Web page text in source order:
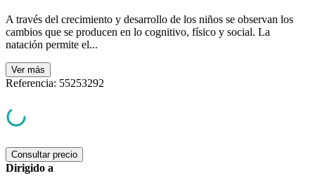
A través del crecimiento y desarrollo de los niños se observan los
cambios que se producen en lo cognitivo, físico y social. La
natación permite el...
Ver más
Referencia: 55253292
Consultar precio
Dirigido a